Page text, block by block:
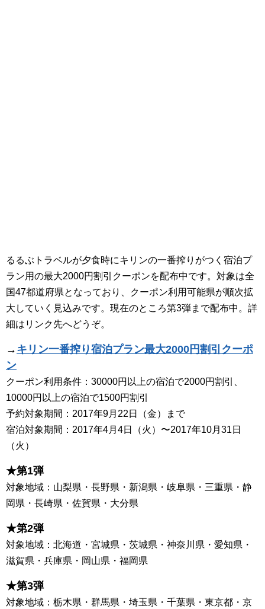
るるぶトラベルが夕食時にキリンの一番搾りがつく宿泊プ
ラン用の最大2000円割引クーポンを配布中です。対象は全
国47都道府県となっており、クーポン利用可能県が順次拡
大していく見込みです。現在のところ第3弾まで配布中。詳
細はリンク先へどうぞ。
→ キリン一番搾り宿泊プラン最大2000円割引クーポ
ン
クーポン利用条件：30000円以上の宿泊で2000円割引、
10000円以上の宿泊で1500円割引
予約対象期間：2017年9月22日（金）まで
宿泊対象期間：2017年4月4日（火）〜2017年10月31日
（火）
★第1弾
対象地域：山梨県・長野県・新潟県・岐阜県・三重県・静
岡県・長崎県・佐賀県・大分県
★第2弾
対象地域：北海道・宮城県・茨城県・神奈川県・愛知県・
滋賀県・兵庫県・岡山県・福岡県
★第3弾
対象地域：栃木県・群馬県・埼玉県・千葉県・東京都・京